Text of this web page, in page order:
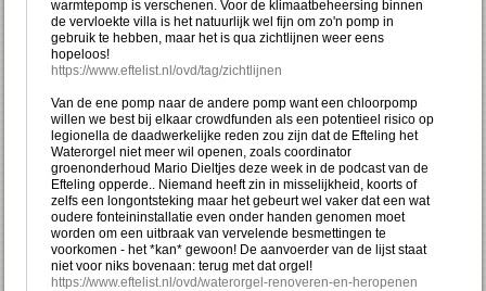
warmtepomp is verschenen. Voor de klimaatbeheersing binnen
de vervloekte villa is het natuurlijk wel fijn om zo'n pomp in
gebruik te hebben, maar het is qua zichtlijnen weer eens
hopeloos!
https://www.eftelist.nl/ovd/tag/zichtlijnen
Van de ene pomp naar de andere pomp want een chloorpomp
willen we best bij elkaar crowdfunden als een potentieel risico op
legionella de daadwerkelijke reden zou zijn dat de Efteling het
Waterorgel niet meer wil openen, zoals coordinator
groenonderhoud Mario Dieltjes deze week in de podcast van de
Efteling opperde.. Niemand heeft zin in misselijkheid, koorts of
zelfs een longontsteking maar het gebeurt wel vaker dat een wat
oudere fonteininstallatie even onder handen genomen moet
worden om een uitbraak van vervelende besmettingen te
voorkomen - het *kan* gewoon! De aanvoerder van de lijst staat
niet voor niks bovenaan: terug met dat orgel!
https://www.eftelist.nl/ovd/waterorgel-renoveren-en-heropenen